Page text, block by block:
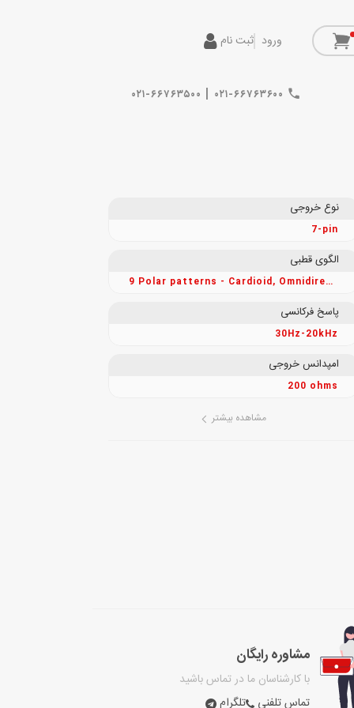
ورود ثبت نام
۰۲۱-۶۶۷۶۳۶۰۰ | ۰۲۱-۶۶۷۶۳۵۰۰
نوع خروجی
7-pin
الگوی قطبی
9 Polar patterns - Cardioid, Omnidirectional, Figure-8, + 6 additional mixing patterns
پاسخ فرکانسی
30Hz-20kHz
امپدانس خروجی
200 ohms
مشاهده بیشتر
مشاوره رایگان
با کارشناسان ما در تماس باشید
تماس تلفنی
تلگرام